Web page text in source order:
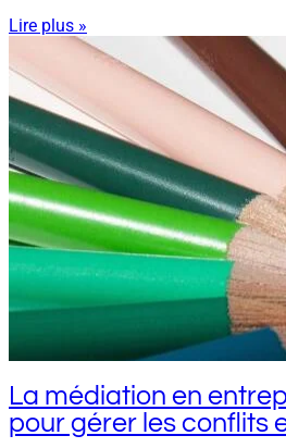
Lire plus »
La médiation en
pour gérer les conflits